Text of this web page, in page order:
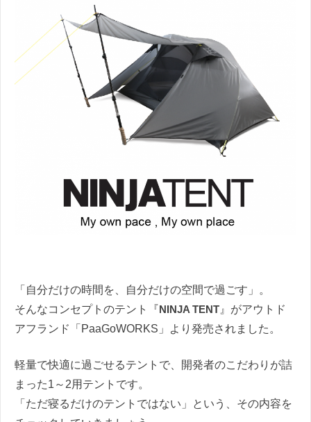
「自分だけの時間を、自分だけの空間で過ごす」。
そんなコンセプトのテント『NINJA TENT 』がアウトド
アフランド「PaaGoWORKS」より発売されました。
軽量で快適に過ごせるテントで、開発者のこだわりが詰
まった1～2用テントです。
「ただ寝るだけのテントではない」という、その内容を